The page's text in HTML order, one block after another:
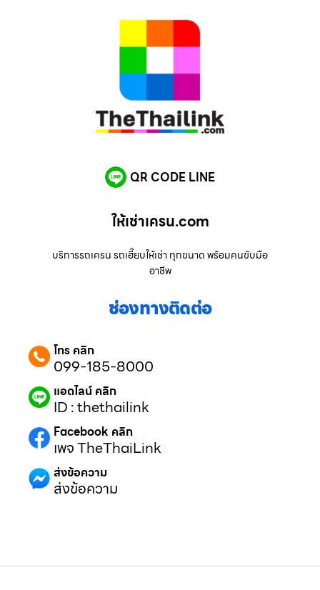
QR CODE LINE
ให้เช่าเครน.com
บริการรถเครน รถเฮี๊ยบให้เช่า ทุกขนาด พร้อมคนขับมือ
อาชีพ
ช่องทางติดต่อ
โทร คลิก
099-185-8000
แอดไลน์ คลิก
ID : thethailink
Facebook คลิก
เพจ TheThaiLink
ส่งข้อความ
ส่งข้อความ